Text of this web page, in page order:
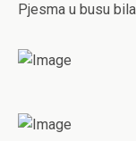
Pjesma u busu